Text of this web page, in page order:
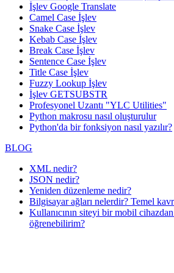
İşlev Google Translate
Camel Case İşlev
Snake Case İşlev
Kebab Case İşlev
Break Case İşlev
Sentence Case İşlev
Title Case İşlev
Fuzzy Lookup İşlev
İşlev GETSUBSTR
Profesyonel Uzantı "YLC Utilities"
Python makrosu nasıl oluşturulur
Python'da bir fonksiyon nasıl yazılır?
BLOG
XML nedir?
JSON nedir?
Yeniden düzenleme nedir?
Bilgisayar ağları nelerdir? Temel
Kullanıcının siteyi bir mobil
öğrenebilirim?